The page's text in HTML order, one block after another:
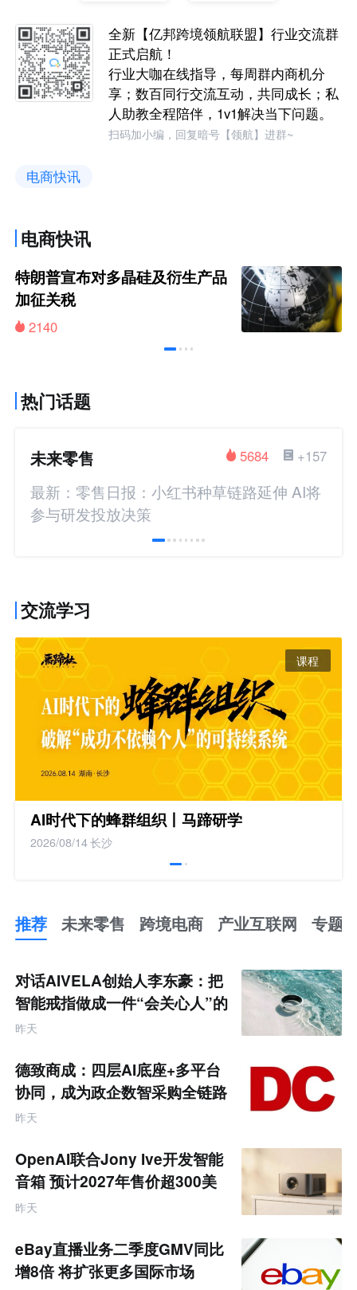
全新【亿邦跨境领航联盟】行业交流群
正式启航！
行业大咖在线指导，每周群内商机分
享；数百同行交流互动，共同成长；私
人助教全程陪伴，1v1解决当下问题。
扫码加小编，回复暗号【领航】进群~
电商快讯
电商快讯
特朗普宣布对多晶硅及衍生产品
加征关税
2140
热门话题
未来零售 +157
5684
最新：零售日报：小红书种草链路延伸 AI将
参与研发投放决策
交流学习
课程
AI时代下的蜂群组织丨马蹄研学
2026/08/14长沙
推荐 未来零售 跨境电商 产业互联网 专题
来
零
售
跨
境
商
产
业
互
联
网
对话AIVELA创始人李东豪：把
智能戒指做成一件“会关心人”的
饰品
昨天
德致商成：四层AI底座+多平台
协同，成为政企数智采购全链路
服务商
昨天
OpenAI联合Jony Ive开发智能
音箱 预计2027年售价超300美
元
昨天
eBay直播业务二季度GMV同比
增8倍 将扩张更多国际市场